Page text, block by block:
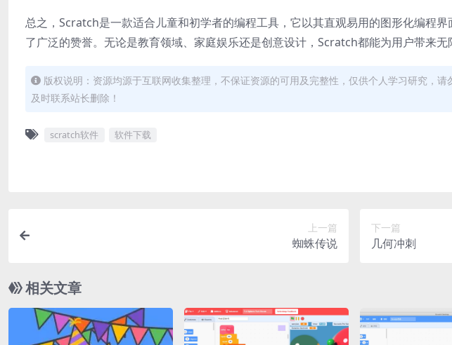
总之，Scratch是一款适合儿童和初学者的编程工具，它以其直观易用的图形化编程
了广泛的赞誉。无论是教育领域、家庭娱乐还是创意设计，Scratch都能为用户带来无
版权说明：资源均源于互联网收集整理，不保证资源的可用及完整性，仅供个人学习研究，
及时联系站长删除！
scratch软件 软件下载
上一篇
蜘蛛传说
下一篇
几何冲刺
相关文章